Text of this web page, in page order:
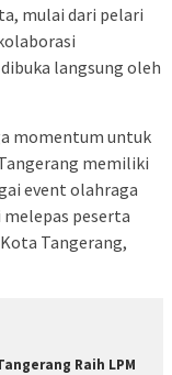
mulai dari pelari
langsung oleh
momentum untuk
memiliki
event olahraga
peserta
Tangerang,
Raih LPM